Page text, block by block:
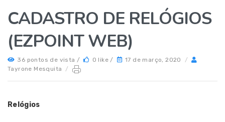
CADASTRO DE RELÓGIOS
(EZPOINT WEB)
36 pontos de vista / 0 like / 17 de março, 2020
/
Tayrone Mesquita
/
Relógios